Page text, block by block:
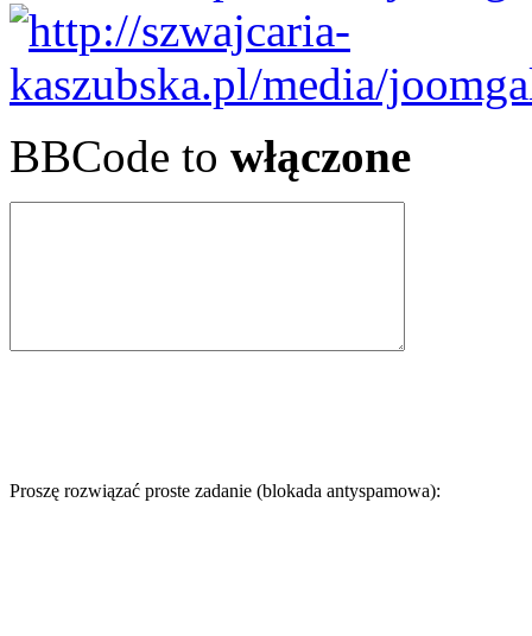
BBCode to włączone
Proszę rozwiązać proste zadanie (blokada antyspamowa):